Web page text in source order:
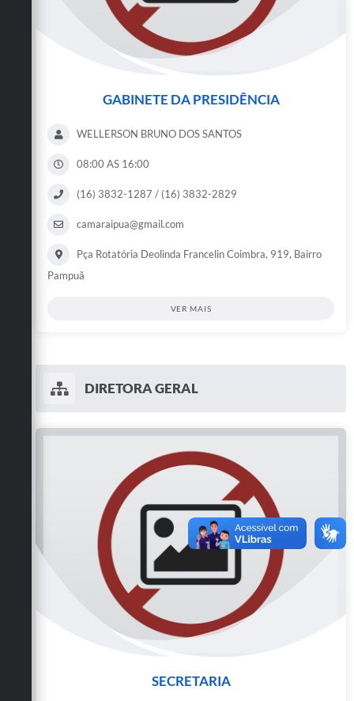
GABINETE DA PRESIDÊNCIA
WELLERSON BRUNO DOS SANTOS
08:00 AS 16:00
(16) 3832-1287 / (16) 3832-2829
camaraipua@gmail.com
Pça Rotatória Deolinda Francelin Coimbra, 919, Bairro
Pampuã
VER MAIS
DIRETORA GERAL
SECRETARIA